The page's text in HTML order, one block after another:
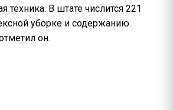
техника. В штате числится 221
уборке и содержанию
он.